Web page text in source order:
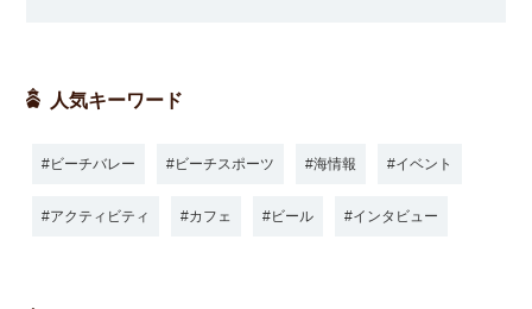
人気キーワード
ビーチバレー ビーチスポーツ 海情報 イベント
アクティビティ カフェ ビール インタビュー